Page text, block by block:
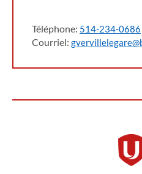
Téléphone: 514-234-0686
Courriel: